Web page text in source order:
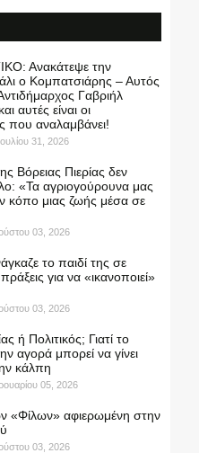
Ανακάτεψε την
ο Κομπατσιάρης – Αυτός
Γαβριήλ
αυτές είναι οι
που αναλαμβάνει!
31, 2026
Βόρειας Πιερίας δεν
«Τα αγριογούρουνα μας
κόπο μιας ζωής μέσα σε
03, 2026
το παιδί της σε
για να «ικανοποιεί»
03, 2026
ή Πολιτικός; Γιατί το
αγορά μπορεί να γίνει
κάλπη
05, 2026
«Φίλων» αφιερωμένη στην
03, 2026